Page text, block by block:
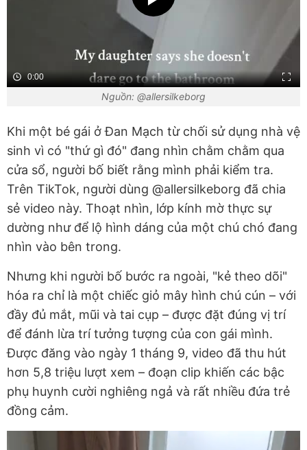
0:00
Nguồn: @allersilkeborg
Khi một bé gái ở Đan Mạch từ chối sử dụng nhà vệ
sinh vì có "thứ gì đó" đang nhìn chằm chằm qua
cửa sổ, người bố biết rằng mình phải kiểm tra.
Trên TikTok, người dùng @allersilkeborg đã chia
sẻ video này. Thoạt nhìn, lớp kính mờ thực sự
dường như để lộ hình dáng của một chú chó đang
nhìn vào bên trong.
Nhưng khi người bố bước ra ngoài, "kẻ theo dõi"
hóa ra chỉ là một chiếc giỏ mây hình chú cún – với
đầy đủ mắt, mũi và tai cụp – được đặt đúng vị trí
để đánh lừa trí tưởng tượng của con gái mình.
Được đăng vào ngày 1 tháng 9, video đã thu hút
hơn 5,8 triệu lượt xem – đoạn clip khiến các bậc
phụ huynh cười nghiêng ngả và rất nhiều đứa trẻ
đồng cảm.